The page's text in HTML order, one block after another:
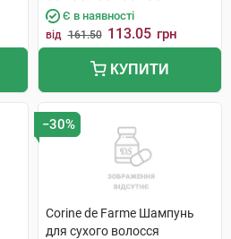
Є в наявності
від 161.50 113.05 грн
КУПИТИ
−30%
Corine de Farme Шампунь
для сухого волосся